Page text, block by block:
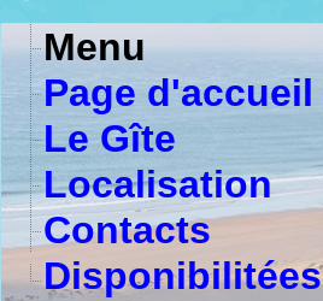
Menu
Page d'accueil
Le Gîte
Localisation
Contacts
Disponibilitées